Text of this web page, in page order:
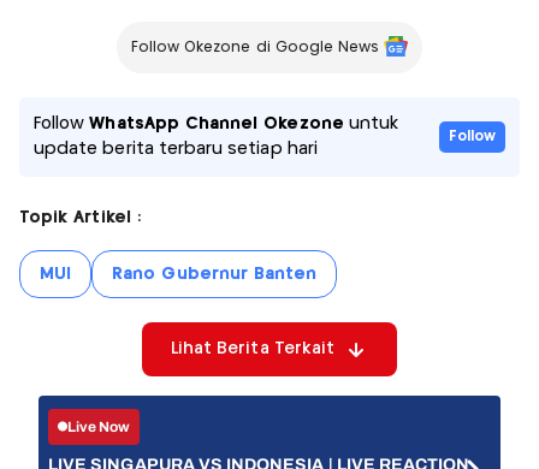
Follow Okezone di Google News
FollowWhatsApp Channel Okezone untuk
update berita terbaru setiap hari
Follow
Topik Artikel :
MUI Rano Gubernur Banten
Lihat Berita Terkait
Live Now
LIVE SINGAPURA VS INDONESIA | LIVE REACTION